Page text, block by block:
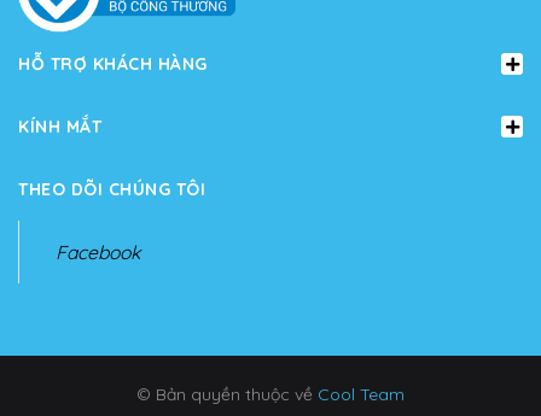
HỖ TRỢ KHÁCH HÀNG
KÍNH MẮT
THEO DÕI CHÚNG TÔI
Facebook
© Bản quyền thuộc về Cool Team